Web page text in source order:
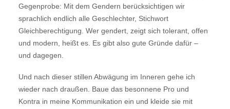
Gegenprobe: Mit dem Gendern berücksichtigen wir
sprachlich endlich alle Geschlechter, Stichwort
Gleichberechtigung. Wer gendert, zeigt sich tolerant, offen
und modern, heißt es. Es gibt also gute Gründe dafür –
und dagegen.
Und nach dieser stillen Abwägung im Inneren gehe ich
wieder nach draußen. Baue das besonnene Pro und
Kontra in meine Kommunikation ein und kleide sie mit